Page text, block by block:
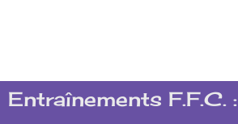
Entraînements F.F.C. :